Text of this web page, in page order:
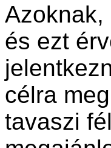
és ezt
célra
tavaszi